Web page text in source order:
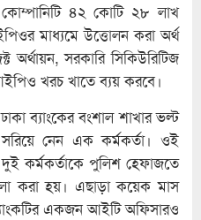
৪২ কোটি ২৮ লাখ
মাধ্যমে উত্তোলন করা অর্থ
অর্থায়ন, সরকারি সিকিউরিটিজ
খরচ খাতে ব্যয় করবে।
ব্যাংকের বংশাল শাখার ভল্ট
নেন এক কর্মকর্তা। ওই
দুই কর্মকর্তাকে পুলিশ হেফাজতে
করা হয়। এছাড়া কয়েক মাস
একজন আইটি অফিসারও